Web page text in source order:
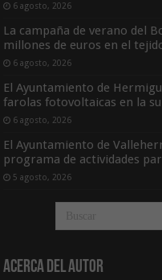
6 agosto, 2026
La campaña de verano del
millones de euros en el
6 agosto, 2026
El Ayuntamiento de
farolas fotovoltaicas en la
6 agosto, 2026
El Ayuntamiento de
programa de actividades
5 agosto, 2026
Acerca del Autor